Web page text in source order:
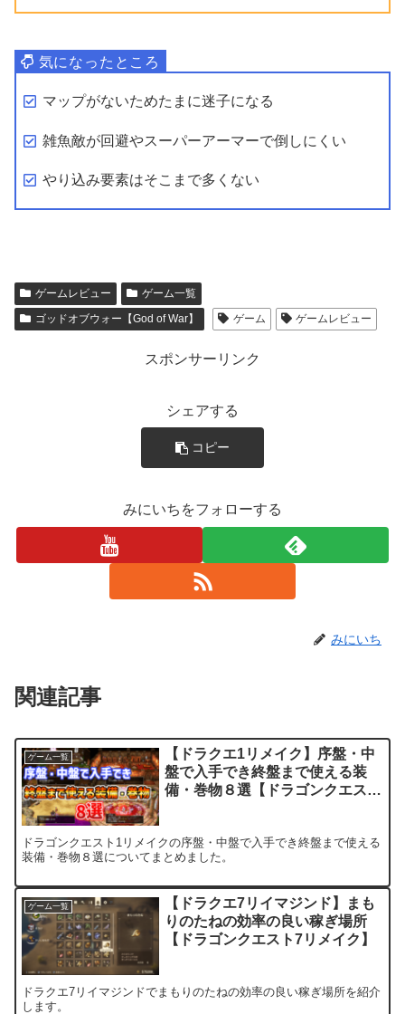
マップがないためたまに迷子になる
雑魚敵が回避やスーパーアーマーで倒しにくい
やり込み要素はそこまで多くない
ゲームレビュー
ゲーム一覧
ゴッドオブウォー【God of War】
ゲーム ゲームレビュー
スポンサーリンク
シェアする
コピー
みにいちをフォローする
みにいち
関連記事
ゲーム一覧
【ドラクエ1リメイク】序盤・中
盤で入手でき終盤まで使える装
備・巻物８選【ドラゴンクエスト
ドラゴンクエスト1リメイクの序盤・中盤で入手でき終盤まで使える
装備・巻物８選についてまとめました。
ゲーム一覧
【ドラクエ7リイマジンド】まも
りのたねの効率の良い稼ぎ場所
【ドラゴンクエスト7リメイク】
ドラクエ7リイマジンドでまもりのたねの効率の良い稼ぎ場所を紹介
します。